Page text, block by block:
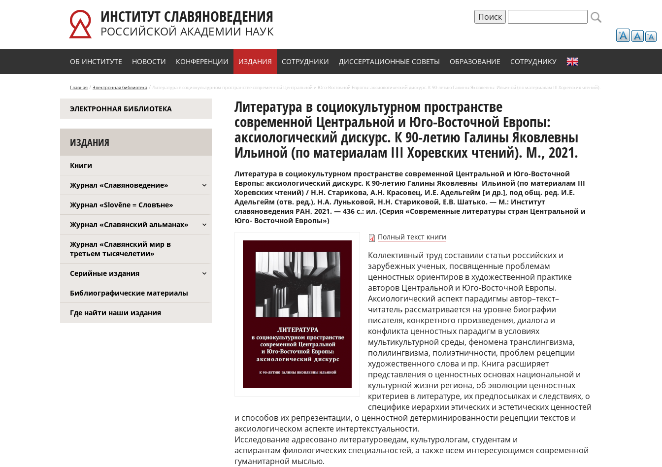
ИНСТИТУТ СЛАВЯНОВЕДЕНИЯ
РОССИЙСКОЙ АКАДЕМИИ НАУК Форма поиска
ОБ ИНСТИТУТЕ НОВОСТИ КОНФЕРЕНЦИИ ИЗДАНИЯ СОТРУДНИКИ ДИССЕРТАЦИОННЫЕ СОВЕТЫ ОБРАЗОВАНИЕ СОТРУДНИКУ
Главная / Электронная библиотека / Литература в социокультурном пространстве современной Центральной и Юго-Восточной Европы: аксиологический дискурс. К 90-летию Галины Яковлевны Ильиной (по материалам III Хоревских чтений).
М., 2021.
ЭЛЕКТРОННАЯ БИБЛИОТЕКА
ИЗДАНИЯ
Книги
Журнал «Славяноведение»
Журнал «Slověne = Словѣне»
Журнал «Славянский альманах»
Журнал «Славянский мир в
третьем тысячелетии»
Серийные издания
Библиографические материалы
Где найти наши издания
Литература в социокультурном пространстве
современной Центральной и Юго-Восточной Европы:
аксиологический дискурс. К 90-летию Галины Яковлевны
Ильиной (по материалам III Хоревских чтений). М., 2021.
Литература в социокультурном пространстве современной Центральной и Юго-Восточной
Европы: аксиологический дискурс. К 90-летию Галины Яковлевны Ильиной (по материалам III
Хоревских чтений) / Н.Н. Старикова, А.Н. Красовец, И.Е. Адельгейм [и др.], под общ. ред. И.Е.
Адельгейм (отв. ред.), Н.А. Луньковой, Н.Н. Стариковой, Е.В. Шатько. — М.: Институт
славяноведения РАН, 2021. — 436 с.: ил. (Серия «Современные литературы стран Центральной и
Юго- Восточной Европы»)
Полный текст книги
Коллективный труд составили статьи российских и
зарубежных ученых, посвященные проблемам
ценностных ориентиров в художественной практике
авторов Центральной и Юго-Восточной Европы.
Аксиологический аспект парадигмы автор–текст–
читатель рассматривается на уровне биографии
писателя, конкретного произведения, диалога и
конфликта ценностных парадигм в условиях
мультикультурной среды, феномена транслингвизма,
полилингвизма, полиэтничности, проблем рецепции
художественного слова и пр. Книга расширяет
представления о ценностных основах национальной и
культурной жизни региона, об эволюции ценностных
критериев в литературе, их предпосылках и следствиях, о
специфике иерархии этических и эстетических ценностей
и способов их репрезентации, о ценностной детерминированности рецепции текстов и
аксиологическом аспекте интертекстуальности.
Исследование адресовано литературоведам, культурологам, студентам и
аспирантам филологических специальностей, а также всем интересующимся современной
гуманитарной мыслью.